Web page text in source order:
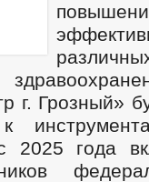
г. Грозный»
2025 года